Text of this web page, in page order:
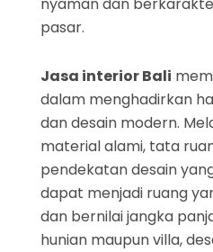
pasar.
Jasa interior Bali
dalam menghadirkan
dan desain modern.
material alami, tata
pendekatan desain
dapat menjadi ruang
dan bernilai jangka
hunian maupun villa,